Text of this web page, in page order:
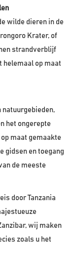
wilde dieren in de
Krater, of
strandverblijf
helemaal op maat
natuurgebieden,
het ongerepte
maat gemaakte
gidsen en toegang
de meeste
door Tanzania
wij maken
zoals u het